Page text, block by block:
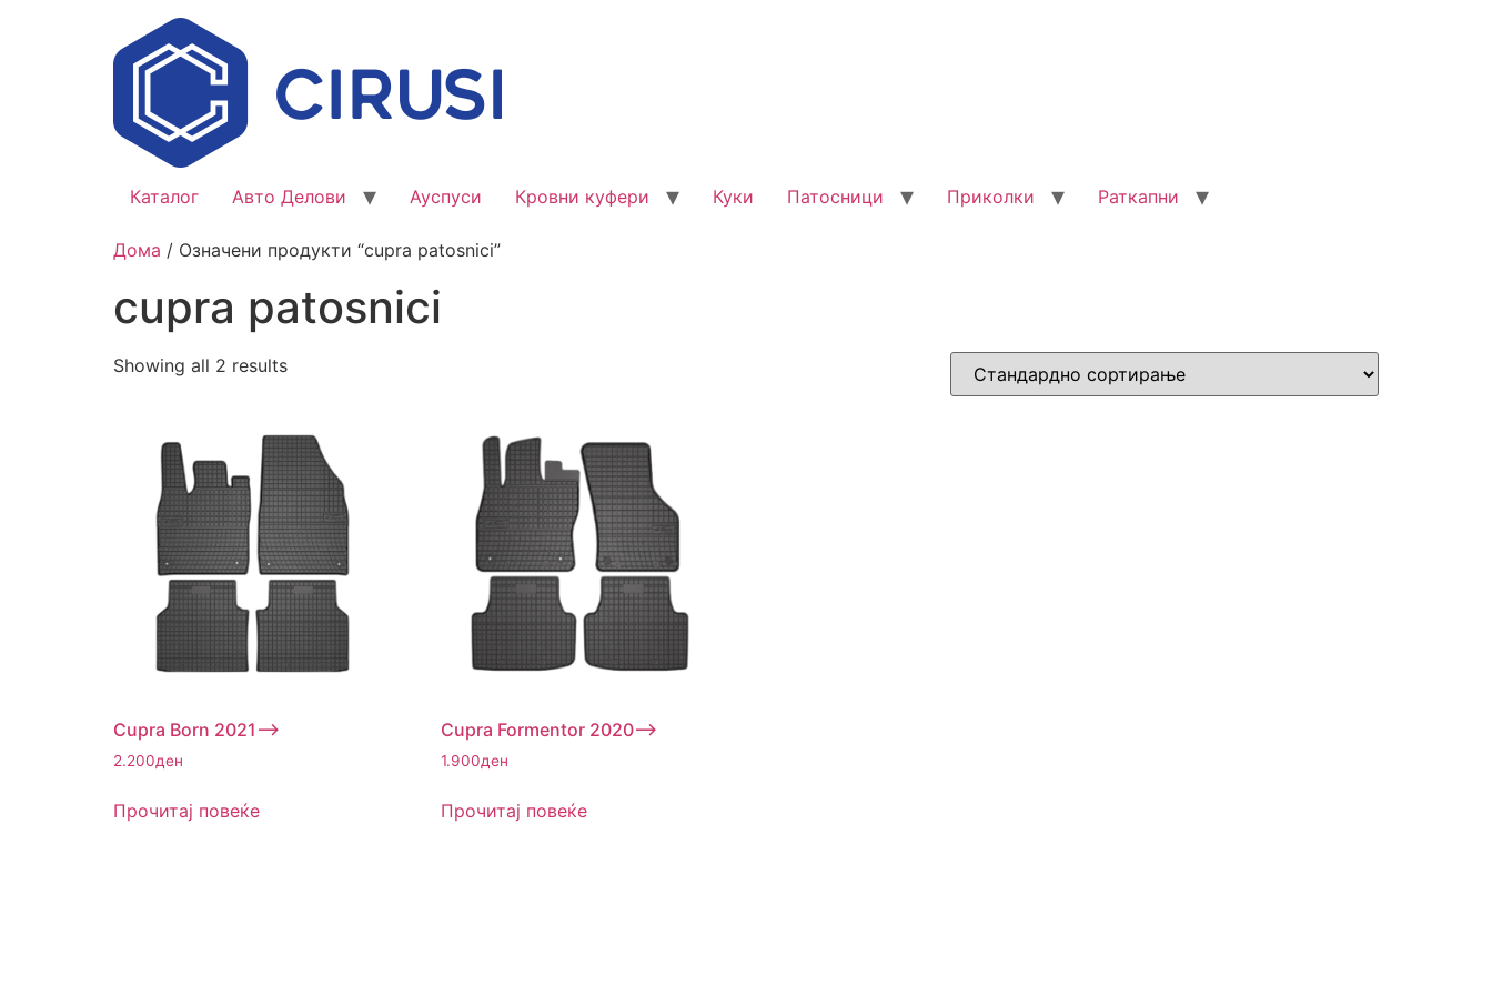
Каталог Авто Делови Ауспуси Кровни куфери Куки Патосници Приколки Раткапни
Дома / Означени продукти “cupra patosnici”
cupra patosnici
Showing all 2 results
Cupra Born 2021–>
2.200ден
Прочитај повеќе
Cupra Formentor 2020–>
1.900ден
Прочитај повеќе